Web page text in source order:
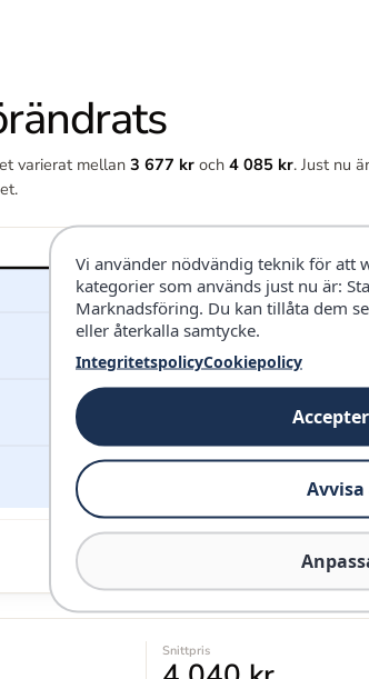
Vi använder nödvändig teknik för att
kategorier som används just nu är:
Marknadsföring. Du kan tillåta dem
eller återkalla samtycke.
IntegritetspolicyCookiepolicy
varierat mellan 3 677 kr och 4 085 kr. Just nu
Snittpris